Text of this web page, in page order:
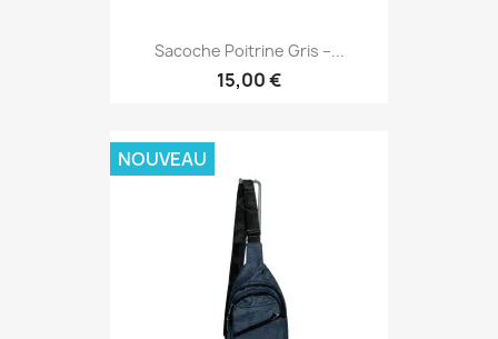
Sacoche Poitrine Gris –...
15,00 €
NOUVEAU